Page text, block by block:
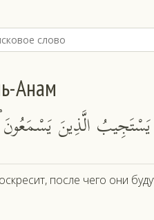
Анам
الَّذِينَ يَسْمَعُونَ
после чего они